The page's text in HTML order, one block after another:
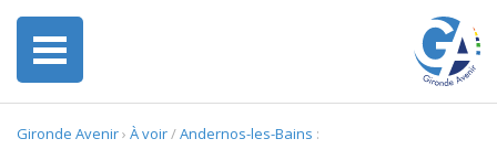
Gironde Avenir› À voir/Andernos-les-Bains :